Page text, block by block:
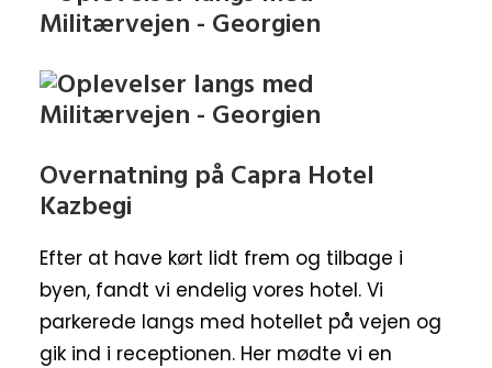
Overnatning på Capra Hotel
Kazbegi
Efter at have kørt lidt frem og tilbage i
byen, fandt vi endelig vores hotel. Vi
parkerede langs med hotellet på vejen og
gik ind i receptionen. Her mødte vi en